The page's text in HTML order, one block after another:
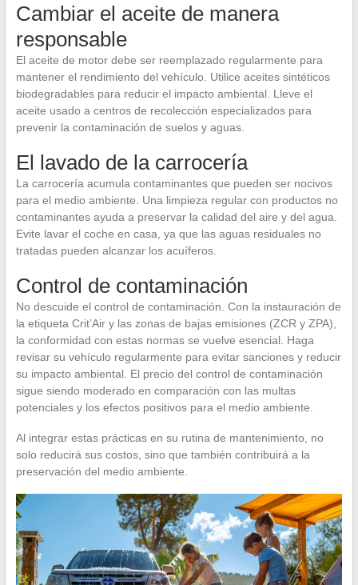
Cambiar el aceite de manera
responsable
El aceite de motor debe ser reemplazado regularmente para
mantener el rendimiento del vehículo. Utilice aceites sintéticos
biodegradables para reducir el impacto ambiental. Lleve el
aceite usado a centros de recolección especializados para
prevenir la contaminación de suelos y aguas.
El lavado de la carrocería
La carrocería acumula contaminantes que pueden ser nocivos
para el medio ambiente. Una limpieza regular con productos no
contaminantes ayuda a preservar la calidad del aire y del agua.
Evite lavar el coche en casa, ya que las aguas residuales no
tratadas pueden alcanzar los acuíferos.
Control de contaminación
No descuide el control de contaminación. Con la instauración de
la etiqueta Crit’Air y las zonas de bajas emisiones (ZCR y ZPA),
la conformidad con estas normas se vuelve esencial. Haga
revisar su vehículo regularmente para evitar sanciones y reducir
su impacto ambiental. El precio del control de contaminación
sigue siendo moderado en comparación con las multas
potenciales y los efectos positivos para el medio ambiente.
Al integrar estas prácticas en su rutina de mantenimiento, no
solo reducirá sus costos, sino que también contribuirá a la
preservación del medio ambiente.